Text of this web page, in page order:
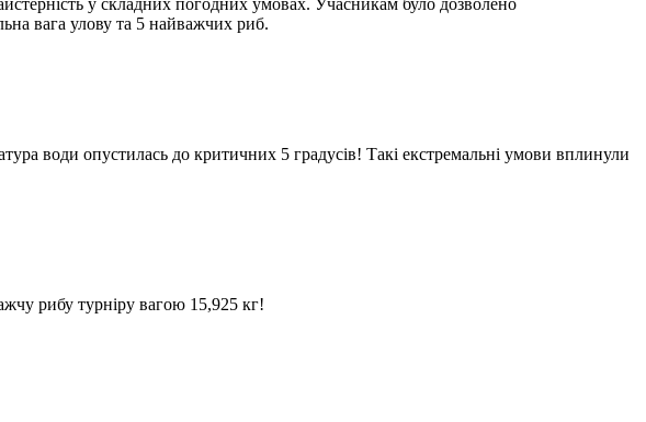
у складних погодних умовах. Учасникам було дозволено
вага улову та 5 найважчих риб.
води опустилась до критичних 5 градусів! Такі екстремальні умови вплинули
рибу турніру вагою 15,925 кг!